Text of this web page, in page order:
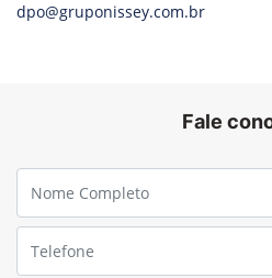
dpo@gruponissey.com.br
Fale